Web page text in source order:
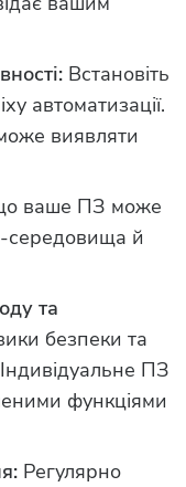
Встановіть
автоматизації.
виявляти
ваше ПЗ може
середовища й
та
безпеки та
ПЗ
функціями
Регулярно